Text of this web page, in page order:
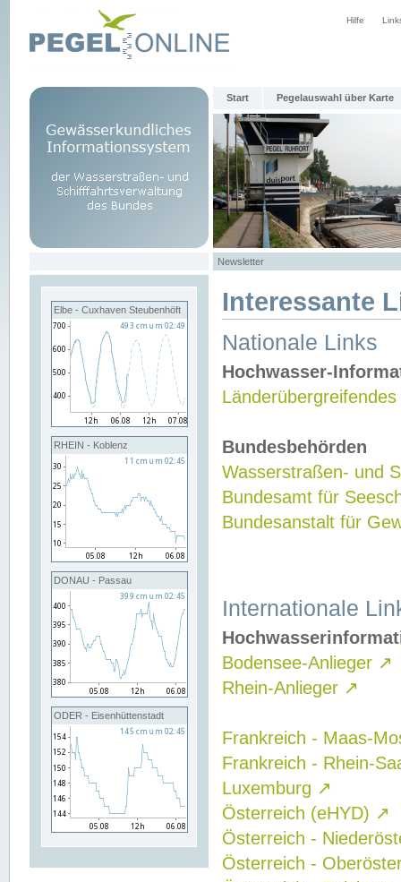
Hilfe
Start Pegelauswahl über Karte
Newsletter
Elbe - Cuxhaven Steubenhöft
RHEIN - Koblenz
DONAU - Passau
ODER - Eisenhüttenstadt
Interessante
Nationale Links
Hochwasser-
Bundesbehörden
Wasserstraßen- und
Bundesamt für
Bundesanstalt für
Internationale
Bodensee-Anlieger ↗
Rhein-Anlieger ↗
Frankreich - Maas-
Frankreich - Rhein-
Luxemburg ↗
Österreich (eHYD) ↗
Österreich -
Österreich -